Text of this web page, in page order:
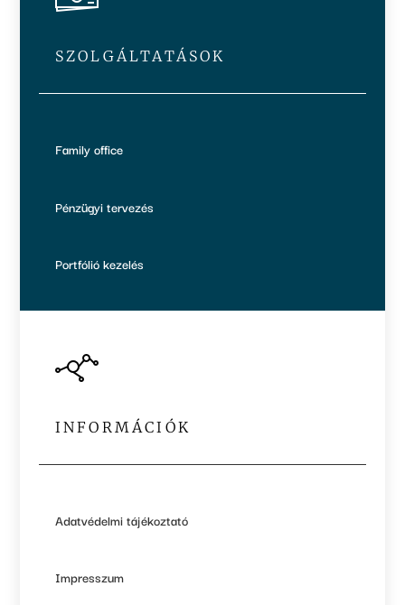
SZOLGÁLTATÁSOK
Family office
Pénzügyi tervezés
Portfólió kezelés
INFORMÁCIÓK
Adatvédelmi tájékoztató
Impresszum